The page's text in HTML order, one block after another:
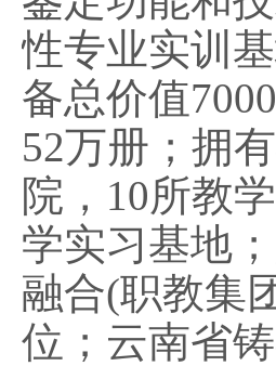
性专业实训
备总价值
52万册；拥
院，10所教
学实习基地；
融合(职教集
位 ；云南省